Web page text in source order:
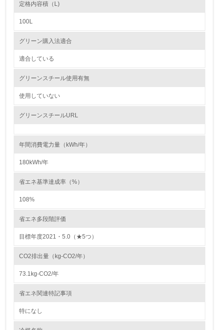
かしている
従業員が環境方針に基づいて自分の業務の中で行うべき環
→ 導入している規格名 ISO14001
第三者認証を取得している
2.環境への取り組み
定格内容積（L)
100L
グリーン購入法適合
適合している
グリーンスチール使用有無
使用していない
グリーンスチールURL
年間消費電力量（kWh/年）
180kWh/年
省エネ基準達成率（%）
108%
省エネ多段階評価
目標年度2021・5.0（★5つ）
CO2排出量（kg-CO2/年）
73.1kg-CO2/年
省エネ関連特記事項
特になし